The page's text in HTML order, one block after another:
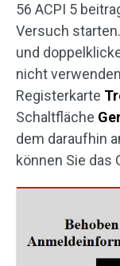
56 ACPI 5
Versuch
und
nicht
Registerkarte
Schaltfläche
dem daraufhin
können Sie das